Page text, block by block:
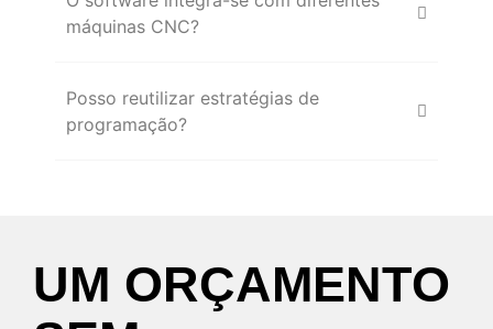
máquinas CNC?
Posso reutilizar estratégias de
programação?
UM ORÇAMENTO